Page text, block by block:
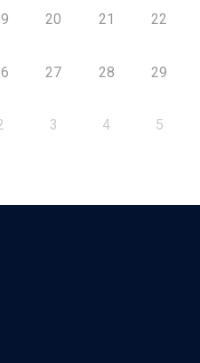
20 21 22
27 28 29
3 4 5